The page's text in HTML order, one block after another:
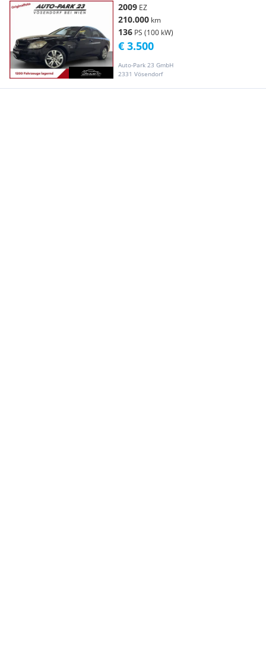
2009 EZ
210.000 km
136 PS (100 kW)
Auto-Park 23 GmbH
2331 Vösendorf
€ 3.500